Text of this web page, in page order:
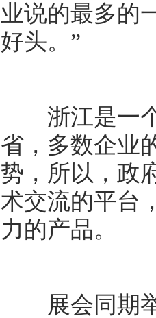
业说的最多的
好头。”
浙江是一个
省，多数企业
势，所以，政
术交流的平台
力的产品。
展会同期举